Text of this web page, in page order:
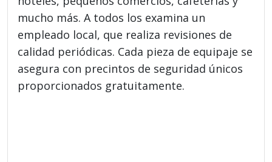
mucho más. A todos los examina un
empleado local, que realiza revisiones de
calidad periódicas. Cada pieza de equipaje se
asegura con precintos de seguridad únicos
proporcionados gratuitamente.